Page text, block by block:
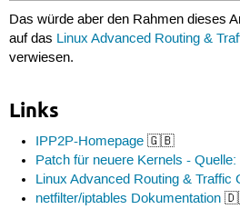
Das würde aber den Rahmen dieses
auf das Linux Advanced Routing &
verwiesen.
Links
IPP2P-Homepage 🇬🇧
Patch für neuere Kernels -
Linux Advanced Routing & Traffic
netfilter/iptables Dokumentation